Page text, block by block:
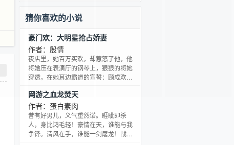
题，在惊天的阴谋下，诞生的是一个不
朽的传奇！！！
猜你喜欢的小说
豪门欢：大明星抢占娇妻
作者：殷情
夜店里，她百万买欢，却惹怒了他，他
将她压在表演厅的钢琴上，狠狠的将她
穿透，在她耳边霸道的宣誓：顾成欢，
裂肺，却抬手将他推开，将一把红票扔
在他身上，笑得妖娆：技术不错，服务
还可以，这些钱，都赏你了！ 他愕然，
他一红透了整片天空的超级大明星，竟
然被她当鸭一样打发了？ 他温柔，他腹
网游之血龙焚天
作者：蛋白素肉
昔有好男儿，义气重然诺。睚眦即杀
人，身比鸿毛轻！豪情在天，谁能与我
争锋。清风在手，谁能一剑屠龙！战火